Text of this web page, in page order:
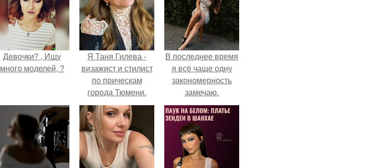
Девочки? , Ищу
много моделей, ?
Я Таня Гилева -
визажист и стилист
по прическам
города Тюмени.
В последнее время
я всё чаще одну
закономерность
замечаю.